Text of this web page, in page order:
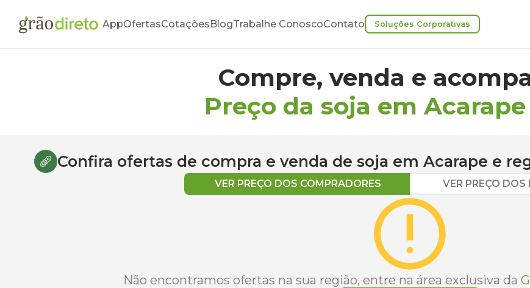
AppOfertasCotaçõesBlogTrabalhe ConoscoContato Soluções Corporativas
Compre, venda e
Preço da soja em Acarape
Confira ofertas de compra e venda de soja em Acarape e
VER PREÇO DOS COMPRADORES VER PREÇO
Não encontramos ofertas na sua região, entre na área exclusiva da